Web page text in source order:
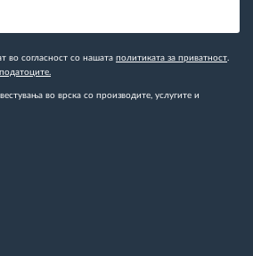
во согласност со нашата политиката за приватност.
во врска со производите, услугите и